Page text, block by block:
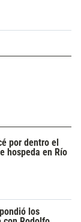
por dentro el
hospeda en Río
los